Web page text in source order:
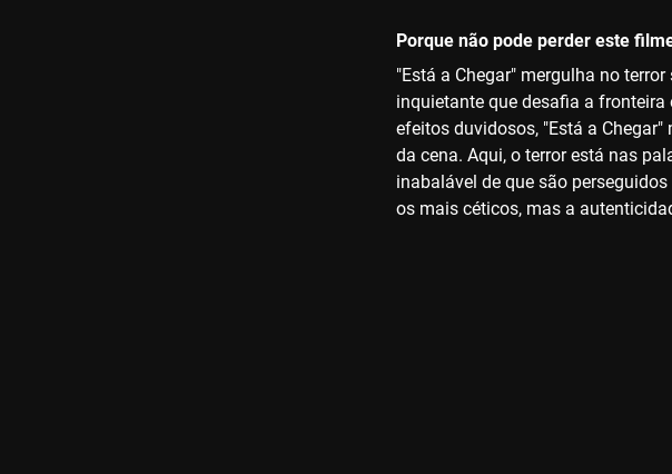
Porque não pode perder este
"Está a Chegar" mergulha no
inquietante que desafia a
efeitos duvidosos, "Está a
da cena. Aqui, o terror está nas
inabalável de que são
os mais céticos, mas a